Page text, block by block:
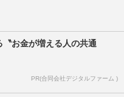
〝お金が増える人の共通
PR(合同会社デジタルファーム )